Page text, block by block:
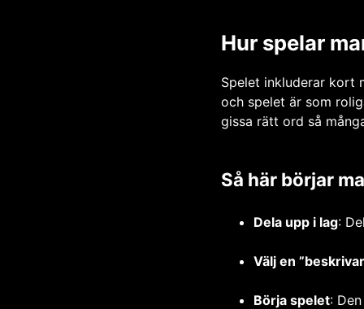
Hur spelar
Spelet inkluderar kort
och spelet är som
gissa rätt ord så
Så här börjar
Dela upp i lag:
Välj en
Börja spelet: